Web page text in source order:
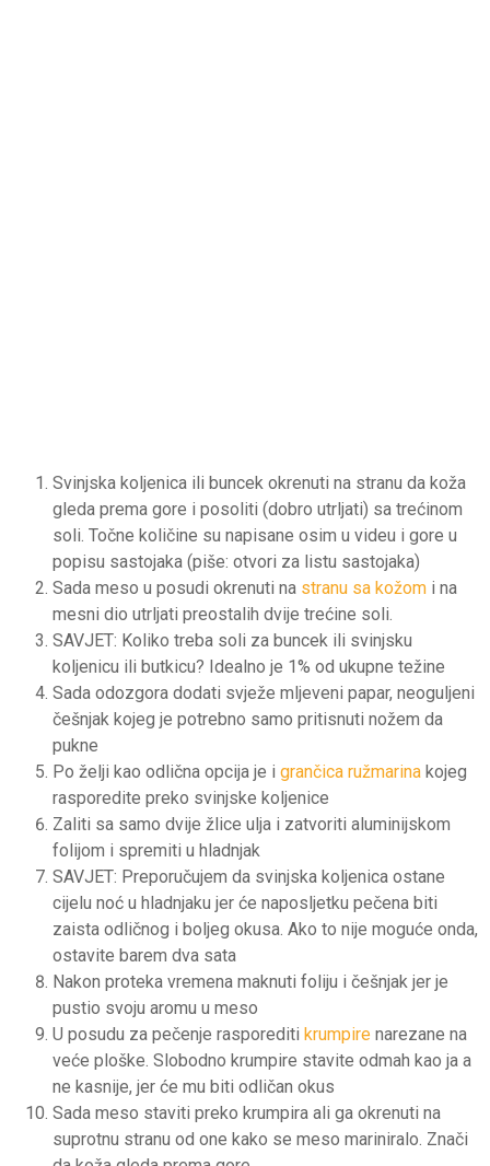
Svinjska koljenica ili buncek okrenuti na stranu da koža
gleda prema gore i posoliti (dobro utrljati) sa trećinom
soli. Točne količine su napisane osim u videu i gore u
popisu sastojaka (piše: otvori za listu sastojaka)
Sada meso u posudi okrenuti na stranu sa kožom i na
mesni dio utrljati preostalih dvije trećine soli.
SAVJET: Koliko treba soli za buncek ili svinjsku
koljenicu ili butkicu? Idealno je 1% od ukupne težine
Sada odozgora dodati svježe mljeveni papar, neoguljeni
češnjak kojeg je potrebno samo pritisnuti nožem da
pukne
Po želji kao odlična opcija je i grančica ružmarina kojeg
rasporedite preko svinjske koljenice
Zaliti sa samo dvije žlice ulja i zatvoriti aluminijskom
folijom i spremiti u hladnjak
SAVJET: Preporučujem da svinjska koljenica ostane
cijelu noć u hladnjaku jer će naposljetku pečena biti
zaista odličnog i boljeg okusa. Ako to nije moguće onda,
ostavite barem dva sata
Nakon proteka vremena maknuti foliju i češnjak jer je
pustio svoju aromu u meso
U posudu za pečenje rasporediti krumpire narezane na
veće ploške. Slobodno krumpire stavite odmah kao ja a
ne kasnije, jer će mu biti odličan okus
Sada meso staviti preko krumpira ali ga okrenuti na
suprotnu stranu od one kako se meso mariniralo. Znači